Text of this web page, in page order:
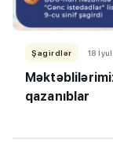
Şagirdlər 18
qazanıblar